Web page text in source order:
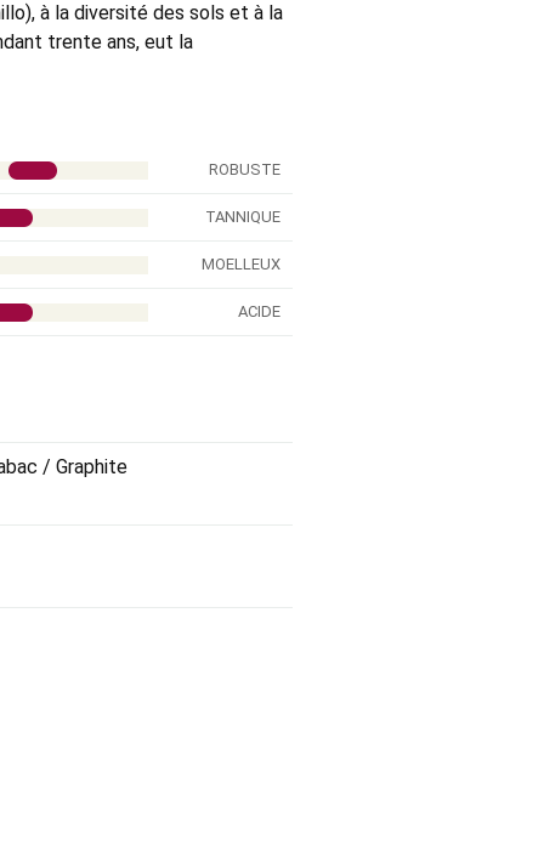
à la diversité des sols et à la
trente ans, eut la
ROBUSTE
TANNIQUE
MOELLEUX
ACIDE
/ Graphite